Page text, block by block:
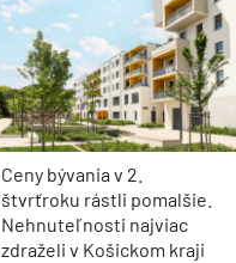
Ceny bývania v 2.
štvrťroku rástli pomalšie.
Nehnuteľnosti najviac
zdraželi v Košickom kraji